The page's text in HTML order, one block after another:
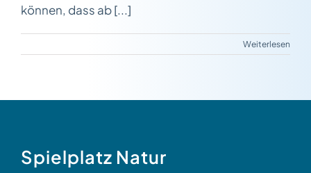
können, dass ab [...]
Weiterlesen
Spielplatz Natur